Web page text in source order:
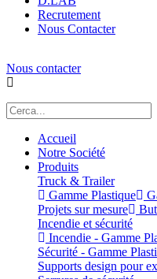
Recrutement
Nous Contacter
Nous contacter
Accueil
Notre Société
Produits
Truck & Trailer
Gamme Plastique
Projets sur mesure
Incendie et sécurité
Incendie - Gamme
Sécurité - Gamme
Supports design pour